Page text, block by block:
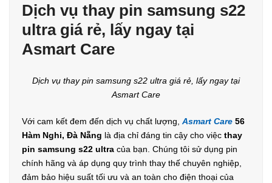
Dịch vụ thay pin samsung s22
ultra giá rẻ, lấy ngay tại
Asmart Care
Dịch vụ thay pin samsung s22 ultra giá rẻ, lấy ngay tại
Asmart Care
Với cam kết đem đến dịch vụ chất lượng, Asmart Care 56
Hàm Nghi, Đà Nẵng là địa chỉ đáng tin cậy cho việc thay
pin samsung s22 ultra của bạn. Chúng tôi sử dụng pin
chính hãng và áp dụng quy trình thay thế chuyên nghiệp,
đảm bảo hiệu suất tối ưu và an toàn cho điện thoại của